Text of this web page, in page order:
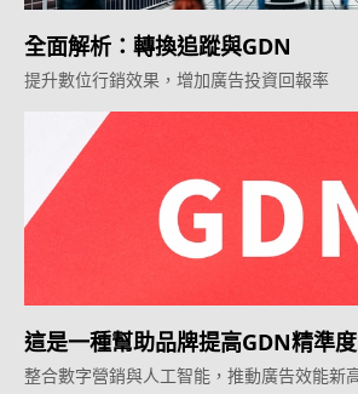
全面解析：轉換追蹤與GDN
提升數位行銷效果，增加廣告投資回報率
這是一種幫助品牌提高GDN精準
整合數字營銷與人工智能，推動廣告效能新